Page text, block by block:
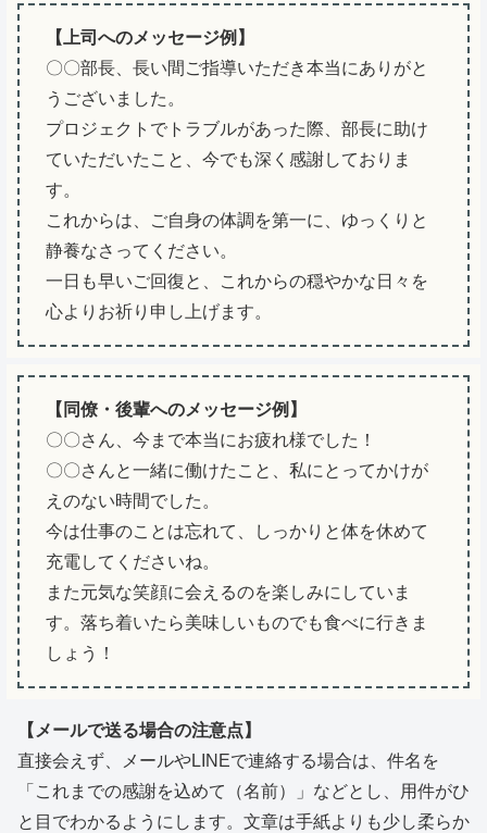
【上司へのメッセージ例】
〇〇部長、長い間ご指導いただき本当にありがと
うございました。
プロジェクトでトラブルがあった際、部長に助け
ていただいたこと、今でも深く感謝しておりま
す。
これからは、ご自身の体調を第一に、ゆっくりと
静養なさってください。
一日も早いご回復と、これからの穏やかな日々を
心よりお祈り申し上げます。
【同僚・後輩へのメッセージ例】
〇〇さん、今まで本当にお疲れ様でした！
〇〇さんと一緒に働けたこと、私にとってかけが
えのない時間でした。
今は仕事のことは忘れて、しっかりと体を休めて
充電してくださいね。
また元気な笑顔に会えるのを楽しみにしていま
す。落ち着いたら美味しいものでも食べに行きま
しょう！
【メールで送る場合の注意点】
直接会えず、メールやLINEで連絡する場合は、件名を
「これまでの感謝を込めて（名前）」などとし、用件がひ
と目でわかるようにします。文章は手紙よりも少し柔らか